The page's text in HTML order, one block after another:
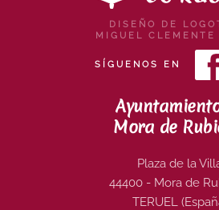
DISEÑO DE
MIGUEL CLEMENTE
SÍGUENOS EN
Mora de
Plaza de la
44400 - Mora de
TERUEL